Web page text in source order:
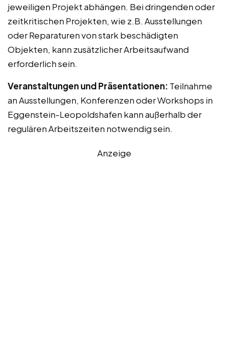
jeweiligen Projekt abhängen. Bei dringenden oder
zeitkritischen Projekten, wie z.B. Ausstellungen
oder Reparaturen von stark beschädigten
Objekten, kann zusätzlicher Arbeitsaufwand
erforderlich sein.
Veranstaltungen und Präsentationen: Teilnahme
an Ausstellungen, Konferenzen oder Workshops in
Eggenstein-Leopoldshafen kann außerhalb der
regulären Arbeitszeiten notwendig sein.
Anzeige